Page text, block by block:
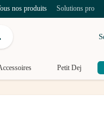
nos produits Solutions pro
Petit Dej